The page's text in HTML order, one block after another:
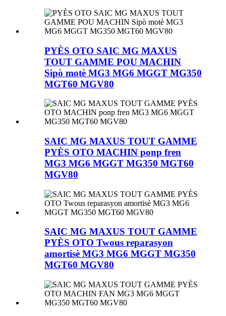
PYÈS OTO SAIC MG MAXUS
TOUT GAMME POU MACHIN
Sipò motè MG3 MG6 MGGT MG350
MGT60 MGV80
SAIC MG MAXUS TOUT GAMME
PYÈS OTO MACHIN ponp fren
MG3 MG6 MGGT MG350 MGT60
MGV80
SAIC MG MAXUS TOUT GAMME
PYÈS OTO Twous reparasyon
amortisè MG3 MG6 MGGT MG350
MGT60 MGV80